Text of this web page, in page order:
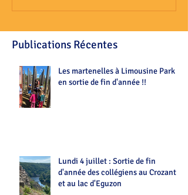
Publications Récentes
Les martenelles à Limousine Park
en sortie de fin d'année !!
Lundi 4 juillet : Sortie de fin
d'année des collégiens au Crozant
et au lac d'Eguzon